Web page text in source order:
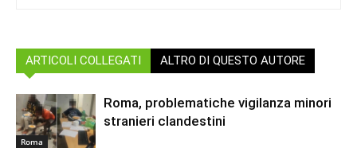
ARTICOLI COLLEGATI ALTRO DI QUESTO AUTORE
Roma
Roma, problematiche vigilanza minori
stranieri clandestini